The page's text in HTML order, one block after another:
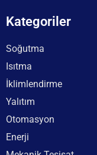
Kategoriler
Soğutma
Isıtma
İklimlendirme
Yalıtım
Otomasyon
Enerji